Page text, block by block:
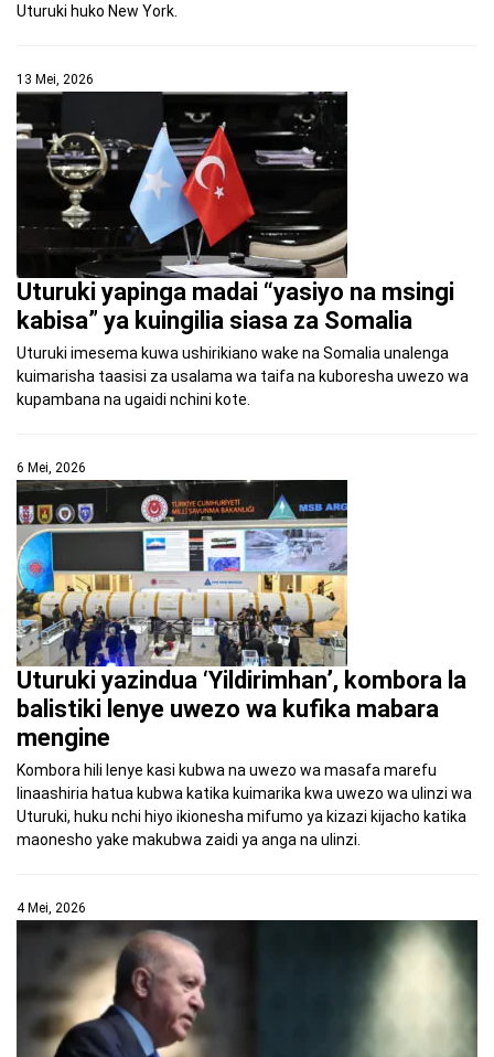
Uturuki huko New York.
13 Mei, 2026
Uturuki yapinga madai “yasiyo na msingi
kabisa” ya kuingilia siasa za Somalia
Uturuki imesema kuwa ushirikiano wake na Somalia unalenga
kuimarisha taasisi za usalama wa taifa na kuboresha uwezo wa
kupambana na ugaidi nchini kote.
6 Mei, 2026
Uturuki yazindua ‘Yildirimhan’, kombora la
balistiki lenye uwezo wa kufika mabara
mengine
Kombora hili lenye kasi kubwa na uwezo wa masafa marefu
linaashiria hatua kubwa katika kuimarika kwa uwezo wa ulinzi wa
Uturuki, huku nchi hiyo ikionesha mifumo ya kizazi kijacho katika
maonesho yake makubwa zaidi ya anga na ulinzi.
4 Mei, 2026